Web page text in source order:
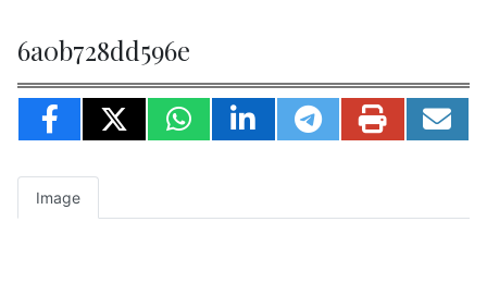
6a0b728dd596e
Image